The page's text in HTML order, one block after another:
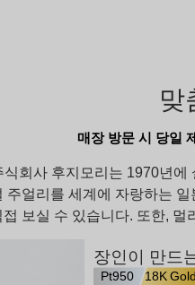
맞
매장 방문 시 당일
회사 후지모리는 1970년
주얼리를 세계에 자랑하는
보실 수 있습니다. 또한,
장인이 만드
Pt950 18K Gold